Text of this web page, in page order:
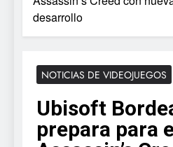
desarrollo
NOTICIAS DE VIDEOJUEGOS
Ubisoft
prepara para